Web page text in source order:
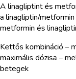
A linagliptint és
a linagliptin/
metformin és
Kettős kombináció –
maximális dózisa –
betegek